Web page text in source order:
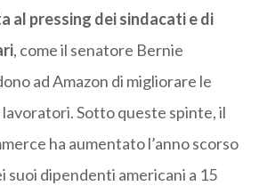
al pressing dei sindacati e di
, come il senatore Bernie
ad Amazon di migliorare le
Sotto queste spinte, il
ha aumentato l’anno scorso
suoi dipendenti americani a 15